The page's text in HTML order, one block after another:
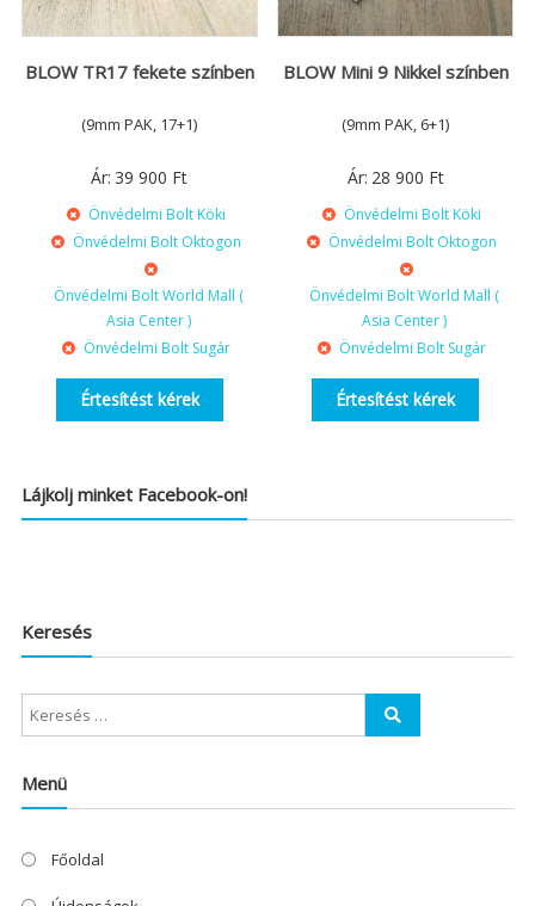
BLOW TR17 fekete színben
(9mm PAK, 17+1)
Ár: 39 900 Ft
Önvédelmi Bolt Köki
Önvédelmi Bolt Oktogon
Önvédelmi Bolt World Mall (
Asia Center )
Önvédelmi Bolt Sugár
Értesítést kérek
BLOW Mini 9 Nikkel színben
(9mm PAK, 6+1)
Ár: 28 900 Ft
Önvédelmi Bolt Köki
Önvédelmi Bolt Oktogon
Önvédelmi Bolt World Mall (
Asia Center )
Önvédelmi Bolt Sugár
Értesítést kérek
Lájkolj minket Facebook-on!
Keresés
Menü
Főoldal